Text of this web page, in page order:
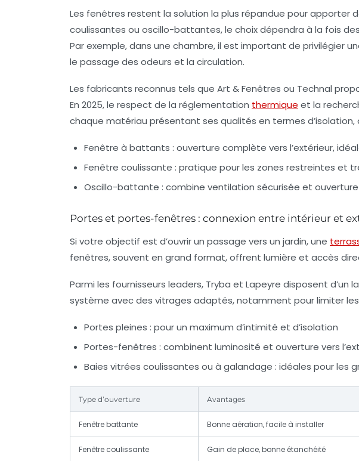
Les fenêtres restent la solution la plus répandue pour
coulissantes ou oscillo-battantes, le choix dépendra à la fois
Par exemple, dans une chambre, il est important de privilégier
le passage des odeurs et la circulation.
Les fabricants reconnus tels que Art & Fenêtres ou Technal
En 2025, le respect de la réglementation thermique et la
chaque matériau présentant ses qualités en termes d’isolation,
Fenêtre à battants : ouverture complète vers l’extérieur,
Fenêtre coulissante : pratique pour les zones restreintes et
Oscillo-battante : combine ventilation sécurisée et
Portes et portes-fenêtres : connexion entre intérieur et
Si votre objectif est d’ouvrir un passage vers un jardin, une
fenêtres, souvent en grand format, offrent lumière et accès
Parmi les fournisseurs leaders, Tryba et Lapeyre disposent d’un
système avec des vitrages adaptés, notamment pour limiter
Portes pleines : pour un maximum d’intimité et d’isolation
Portes-fenêtres : combinent luminosité et ouverture vers
Baies vitrées coulissantes ou à galandage : idéales pour les
Type d’ouverture Avantages
Fenêtre battante Bonne aération, facile à installer
Fenêtre coulissante Gain de place, bonne étanchéité